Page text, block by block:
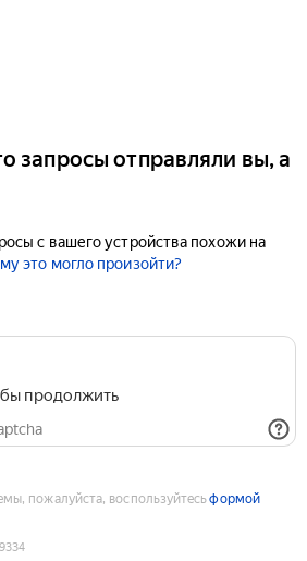
запросы отправляли вы, а
с вашего устройства похожи на
это могло произойти?
продолжить
пожалуйста, воспользуйтесьформой